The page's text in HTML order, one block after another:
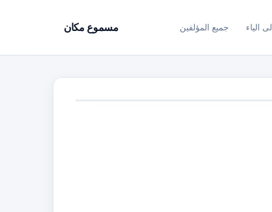
مسموع مكان جميع المؤلفين الياء